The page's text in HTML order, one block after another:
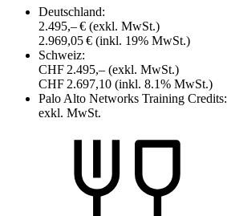
Deutschland:
2.495,– € (exkl. MwSt.)
2.969,05 € (inkl. 19% MwSt.)
Schweiz:
CHF 2.495,– (exkl. MwSt.)
CHF 2.697,10 (inkl. 8.1% MwSt.)
Palo Alto Networks Training Credits:
exkl. MwSt.